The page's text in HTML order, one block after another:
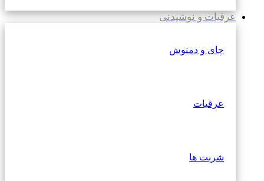
عرقیات و نوشیدنی
چای و دمنوش
عرقیات
شربت ها